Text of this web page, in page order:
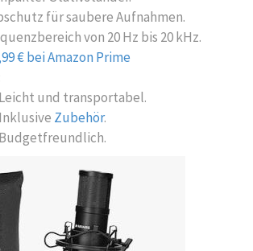
für saubere Aufnahmen.
von 20 Hz bis 20 kHz.
€ bei Amazon Prime
Leicht und transportabel.
Inklusive Zubehör.
Budgetfreundlich.